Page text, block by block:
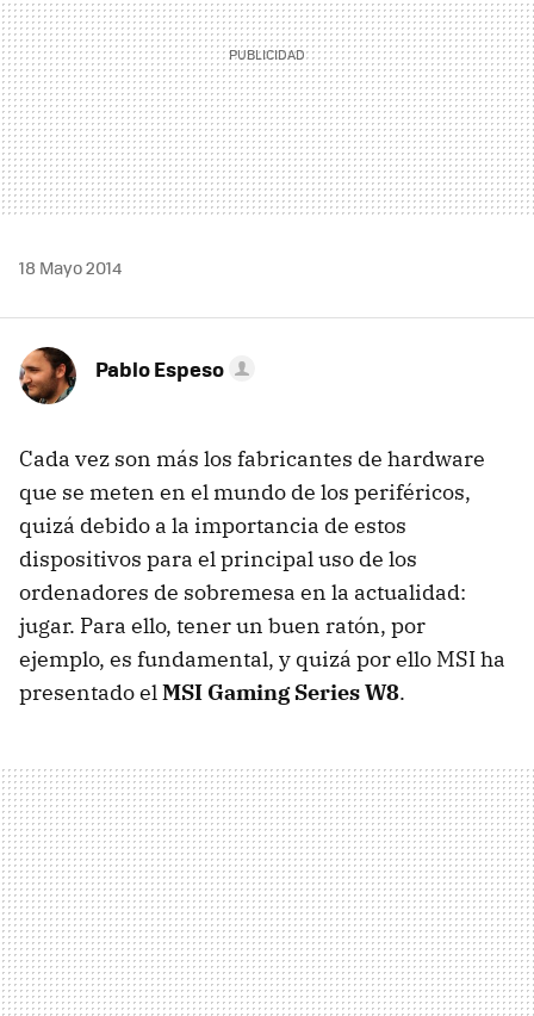
18 Mayo 2014
Pablo Espeso
Cada vez son más los fabricantes de hardware
que se meten en el mundo de los periféricos,
quizá debido a la importancia de estos
dispositivos para el principal uso de los
ordenadores de sobremesa en la actualidad:
jugar. Para ello, tener un buen ratón, por
ejemplo, es fundamental, y quizá por ello MSI ha
presentado elMSI Gaming Series W8.